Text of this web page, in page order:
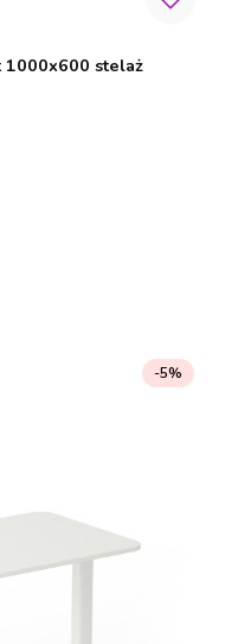
1000x600 stelaż
-5%